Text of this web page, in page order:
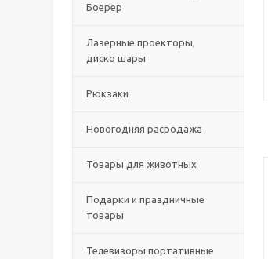
Боерер
Лазерные проекторы,
диско шары
Рюкзаки
Новогодняя расродажа
Товары для животных
Подарки и праздничные
товары
Телевизоры портативные